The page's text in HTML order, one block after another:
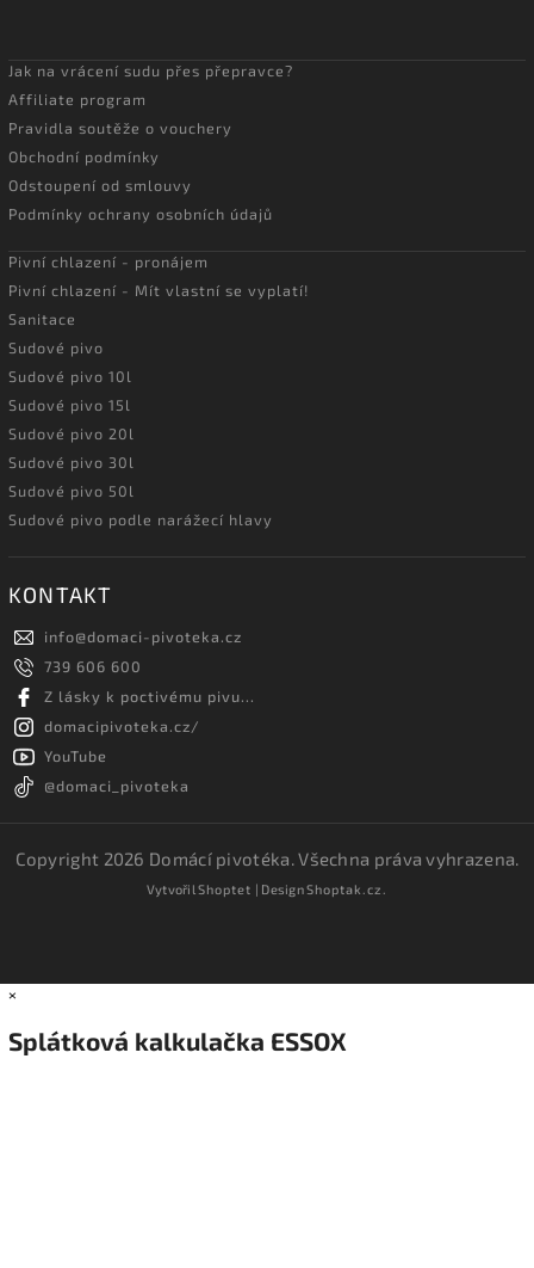
Jak na vrácení sudu přes přepravce?
Affiliate program
Pravidla soutěže o vouchery
Obchodní podmínky
Odstoupení od smlouvy
Podmínky ochrany osobních údajů
Pivní chlazení - pronájem
Pivní chlazení - Mít vlastní se vyplatí!
Sanitace
Sudové pivo
Sudové pivo 10l
Sudové pivo 15l
Sudové pivo 20l
Sudové pivo 30l
Sudové pivo 50l
Sudové pivo podle narážecí hlavy
KONTAKT
info@domaci-pivoteka.cz
739 606 600
Z lásky k poctivému pivu...
domacipivoteka.cz/
YouTube
@domaci_pivoteka
Copyright 2026 Domácí pivotéka. Všechna práva vyhrazena.
VytvořilShoptet | DesignShoptak.cz.
×
Splátková kalkulačka ESSOX